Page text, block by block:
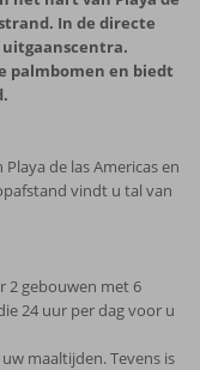
In de directe
uitgaanscentra.
palmbomen en biedt
de las Americas en
vindt u tal van
2 gebouwen met 6
24 uur per dag voor u
maaltijden. Tevens is